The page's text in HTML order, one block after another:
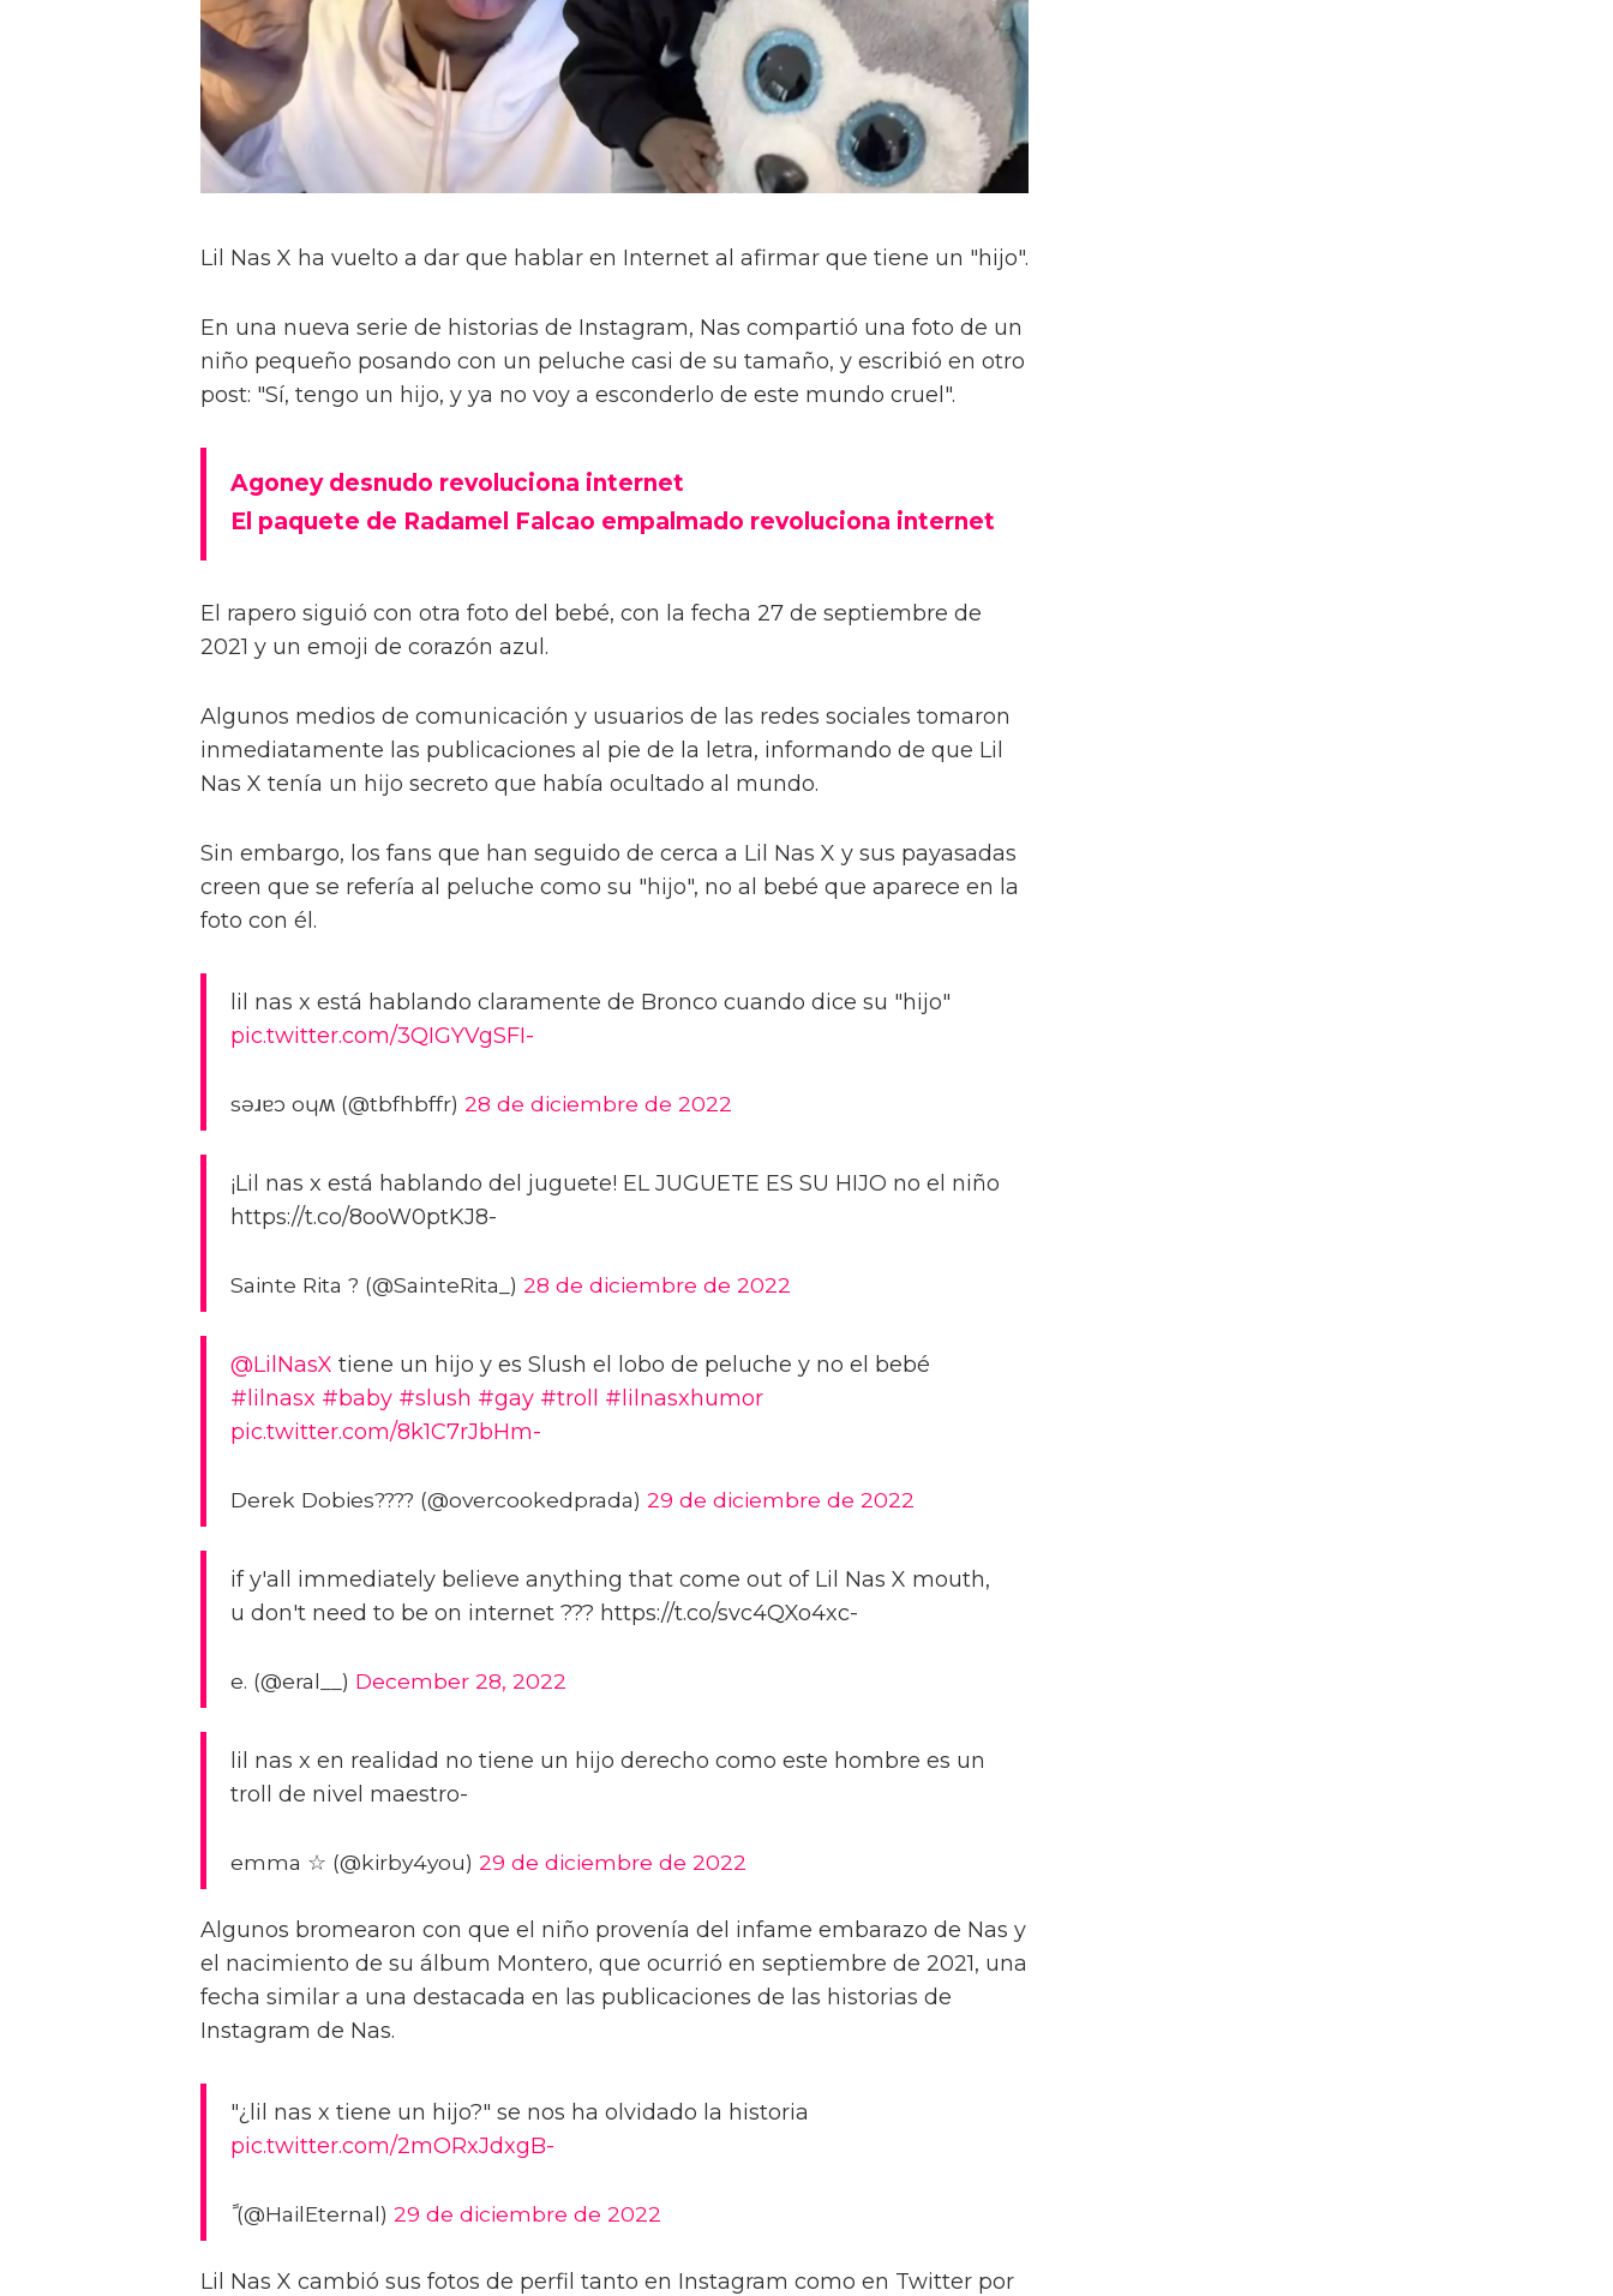
Lil Nas X ha vuelto a dar que hablar en Internet al afirmar que tiene un "hijo".
En una nueva serie de historias de Instagram, Nas compartió una foto de un
niño pequeño posando con un peluche casi de su tamaño, y escribió en otro
post: "Sí, tengo un hijo, y ya no voy a esconderlo de este mundo cruel".
Agoney desnudo revoluciona internet
El paquete de Radamel Falcao empalmado revoluciona internet
El rapero siguió con otra foto del bebé, con la fecha 27 de septiembre de
2021 y un emoji de corazón azul.
Algunos medios de comunicación y usuarios de las redes sociales tomaron
inmediatamente las publicaciones al pie de la letra, informando de que Lil
Nas X tenía un hijo secreto que había ocultado al mundo.
Sin embargo, los fans que han seguido de cerca a Lil Nas X y sus payasadas
creen que se refería al peluche como su "hijo", no al bebé que aparece en la
foto con él.
lil nas x está hablando claramente de Bronco cuando dice su "hijo"
pic.twitter.com/3QIGYVgSFI-
sǝɹɐɔ oɥʍ (@tbfhbffr) 28 de diciembre de 2022
¡Lil nas x está hablando del juguete! EL JUGUETE ES SU HIJO no el niño
https://t.co/8ooW0ptKJ8-
Sainte Rita ? (@SainteRita_) 28 de diciembre de 2022
@LilNasX tiene un hijo y es Slush el lobo de peluche y no el bebé
#lilnasx #baby #slush #gay #troll
#lilnasxhumor
pic.twitter.com/8k1C7rJbHm-
Derek Dobies?️??? (@overcookedprada) 29 de diciembre de 2022
if y'all immediately believe anything that come out of Lil Nas X mouth,
u don't need to be on internet ??? https://t.co/svc4QXo4xc-
e. (@eral__) December 28, 2022
lil nas x en realidad no tiene un hijo derecho como este hombre es un
troll de nivel maestro-
emma ☆ (@kirby4you) 29 de diciembre de 2022
Algunos bromearon con que el niño provenía del infame embarazo de Nas y
el nacimiento de su álbum Montero, que ocurrió en septiembre de 2021, una
fecha similar a una destacada en las publicaciones de las historias de
Instagram de Nas.
"¿lil nas x tiene un hijo?" se nos ha olvidado la historia
pic.twitter.com/2mORxJdxgB-
ً (@HailEternal) 29 de diciembre de 2022
Lil Nas X cambió sus fotos de perfil tanto en Instagram como en Twitter por